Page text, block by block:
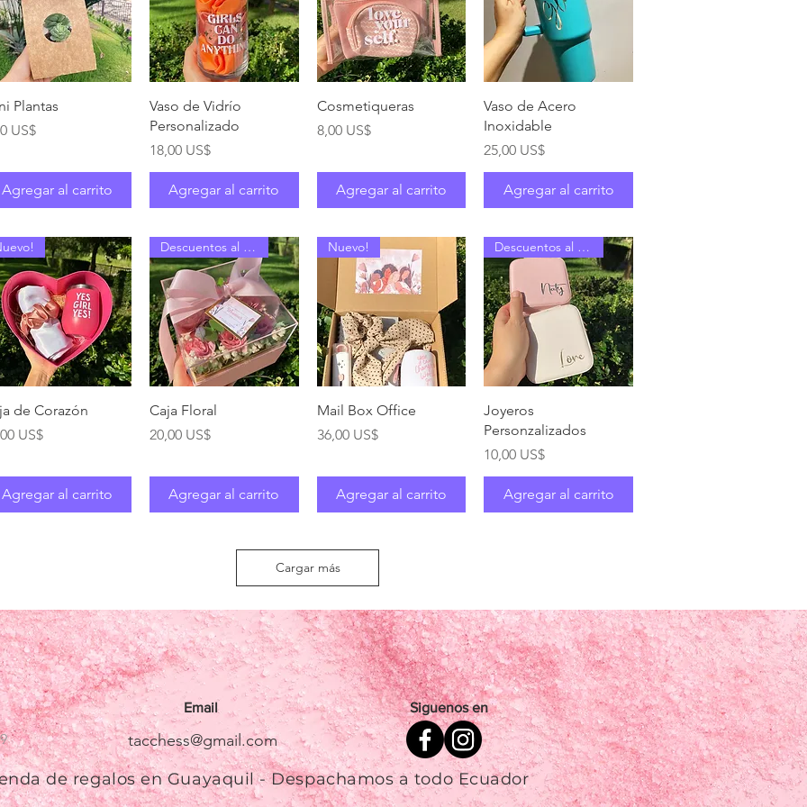
Vista rápida
Plantas
US$
Agregar al carrito
Vista rápida
Vaso de Vidrío
Personalizado
Precio
18,00 US$
Agregar al carrito
Vista rápida
Cosmetiqueras
Precio
8,00 US$
Agregar al carrito
Vista rápida
Vaso de Acero
Inoxidable
Precio
25,00 US$
Agregar al carrito
Vista rápida
de Corazón
US$
Agregar al carrito
Vista rápida
Descuentos al mayor
Caja Floral
Precio
20,00 US$
Agregar al carrito
Vista rápida
Nuevo!
Mail Box Office
Precio
36,00 US$
Agregar al carrito
Vista rápida
Descuentos al mayor
Joyeros
Personzalizados
Precio
10,00 US$
Agregar al carrito
Cargar más
Email
tacchess@gmail.com
Siguenos en
de regalos en Guayaquil - Despachamos a todo Ecuador